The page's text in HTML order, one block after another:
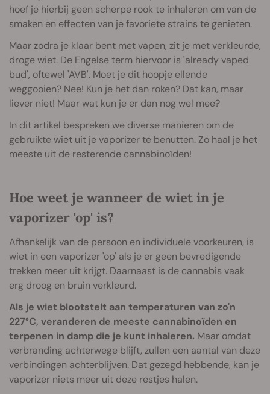
hoef je hierbij geen scherpe rook te inhaleren om van de
smaken en effecten van je favoriete strains te genieten.
Maar zodra je klaar bent met vapen, zit je met verkleurde,
droge wiet. De Engelse term hiervoor is 'already vaped
bud', oftewel 'AVB'. Moet je dit hoopje ellende
weggooien? Nee! Kun je het dan roken? Dat kan, maar
liever niet! Maar wat kun je er dan nog wel mee?
In dit artikel bespreken we diverse manieren om de
gebruikte wiet uit je vaporizer te benutten. Zo haal je het
meeste uit de resterende cannabinoïden!
Hoe weet je wanneer de wiet in je
vaporizer 'op' is?
Afhankelijk van de persoon en individuele voorkeuren, is
wiet in een vaporizer 'op' als je er geen bevredigende
trekken meer uit krijgt. Daarnaast is de cannabis vaak
erg droog en bruin verkleurd.
Als je wiet blootstelt aan temperaturen van zo'n
227°C, veranderen de meeste cannabinoïden en
terpenen in damp die je kunt inhaleren. Maar omdat
verbranding achterwege blijft, zullen een aantal van deze
verbindingen achterblijven. Dat gezegd hebbende, kan je
vaporizer niets meer uit deze restjes halen.